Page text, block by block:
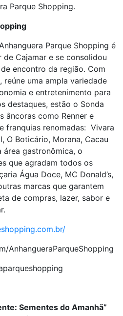
Parque Shopping.
Parque Shopping é
Cajamar e se consolidou
encontro da região. Com
reúne uma ampla variedade
e entretenimento para
destaques, estão o Sonda
âncoras como Renner e
franquias renomadas: Vivara
O Boticário, Morana, Cacau
área gastronômica, o
que agradam todos os
Água Doce, MC Donald’s,
marcas que garantem
de compras, lazer, sabor e
AnhangueraParqueShopping
Sementes do Amanhã”